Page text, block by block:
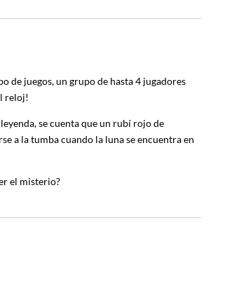
de juegos, un grupo de hasta 4 jugadores
reloj!
se cuenta que un rubí rojo de
a la tumba cuando la luna se encuentra en
el misterio?